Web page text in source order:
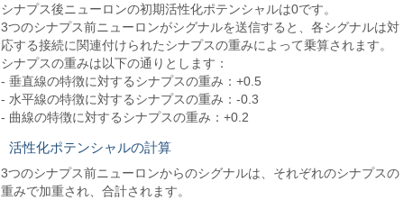
シナプス後ニューロンの初期活性化ポテンシャルは0です。
3つのシナプス前ニューロンがシグナルを送信すると、各シグナルは対
応する接続に関連付けられたシナプスの重みによって乗算されます。
シナプスの重みは以下の通りとします：
- 垂直線の特徴に対するシナプスの重み：+0.5
- 水平線の特徴に対するシナプスの重み：-0.3
- 曲線の特徴に対するシナプスの重み：+0.2
活性化ポテンシャルの計算
3つのシナプス前ニューロンからのシグナルは、それぞれのシナプスの
重みで加重され、合計されます。